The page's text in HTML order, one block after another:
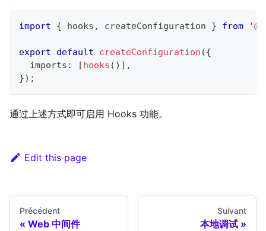
import { hooks , createConfiguration } from
export default createConfiguration ({
  imports
: [hooks ( ) ] ,
}) ;
通过上述方式即可启用 Hooks 功能。
Edit this page
Précédent
Web 中间件
Suivant
本地调试